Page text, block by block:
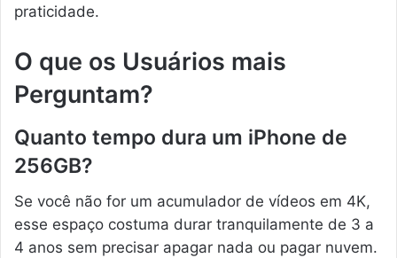
praticidade.
O que os Usuários mais
Perguntam?
Quanto tempo dura um iPhone de
256GB?
Se você não for um acumulador de vídeos em 4K,
esse espaço costuma durar tranquilamente de 3 a
4 anos sem precisar apagar nada ou pagar nuvem.